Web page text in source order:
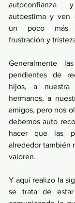
autoconfianza
autoestima y ven
un poco más
frustración y
Generalmente
pendientes de
hijos, a nuestra
hermanos, a
amigos, pero nos
debemos auto
hacer que las
alrededor también
valoren.
Y aquí realizo la
se trata de